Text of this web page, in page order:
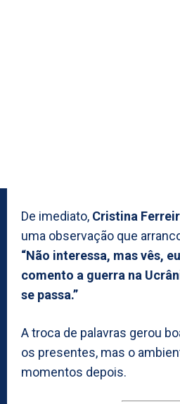
De imediato, Cristina
uma observação que
“Não interessa, mas vês,
comento a guerra na
se passa.”
A troca de palavras gerou
os presentes, mas o
momentos depois.